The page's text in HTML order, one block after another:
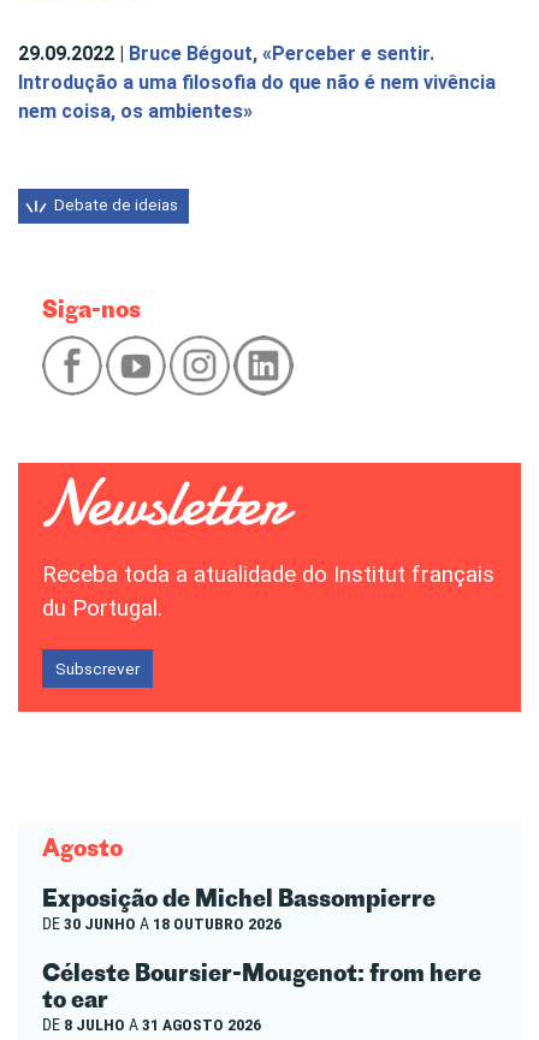
29.09.2022 |
Bruce Bégout, «Perceber e sentir.
Introdução a uma filosofia do que não é nem vivência
nem coisa, os ambientes»
Debate de ideias
Siga-nos
Receba toda a atualidade do Institut français
du Portugal.
Subscrever
Agosto
Exposição de Michel Bassompierre
DE30 JUNHO A 18 OUTUBRO 2026
Céleste Boursier-Mougenot: from here
to ear
DE 8 JULHO A31 AGOSTO 2026